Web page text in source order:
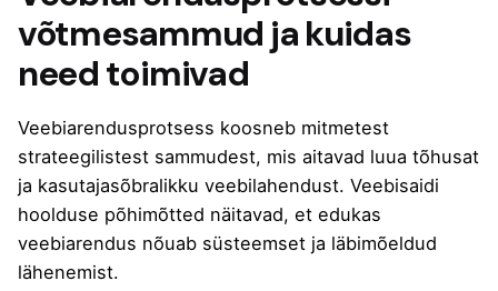
võtmesammud ja kuidas
need toimivad
Veebiarendusprotsess koosneb mitmetest
strateegilistest sammudest, mis aitavad luua tõhusat
ja kasutajasõbralikku veebilahendust. Veebisaidi
hoolduse põhimõtted näitavad, et edukas
veebiarendus nõuab süsteemset ja läbimõeldud
lähenemist.